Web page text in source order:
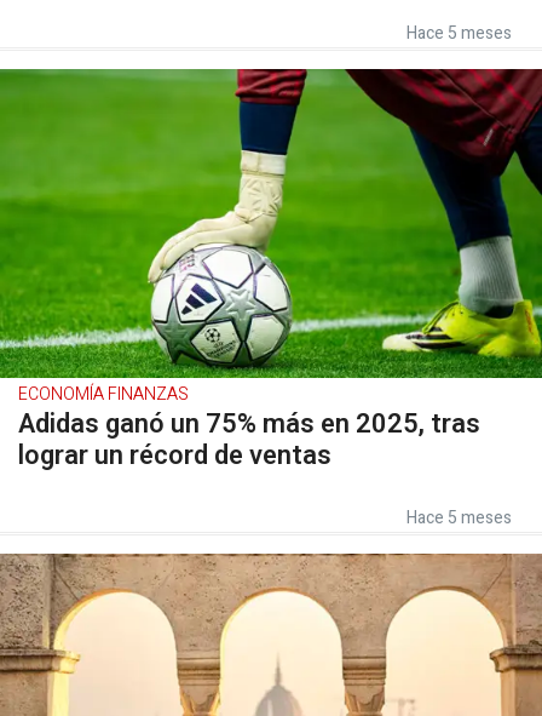
Hace 5 meses
ECONOMÍA FINANZAS
Adidas ganó un 75% más en 2025, tras
lograr un récord de ventas
Hace 5 meses